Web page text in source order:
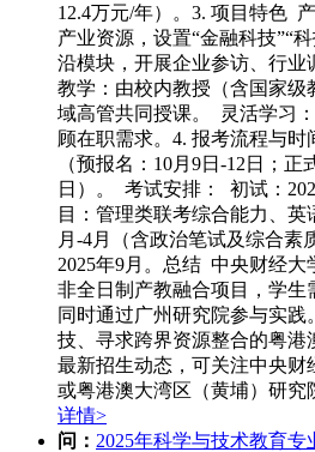
12.4万元/年）。3. 项目特色
产业资源，设置“金融科技”“
沿模块，开展企业参访、行
教学：由校内教授（含国家级
域高管共同授课。 灵活学习
顾在职需求。4. 报考流程与时
（预报名：10月9日-12日；正
日）。 考试安排： 初试：
目：管理类联考综合能力、
月-4月（含政治笔试及综合素
2025年9月。总结 中央财经
非全日制产教融合项目，学生
同时通过广州研究院参与实
技、寻求跨界资源整合的粤港
最新招生动态，可关注中央财
或粤港澳大湾区（黄埔）研究
详情>
问： 2025年科学与技术教育